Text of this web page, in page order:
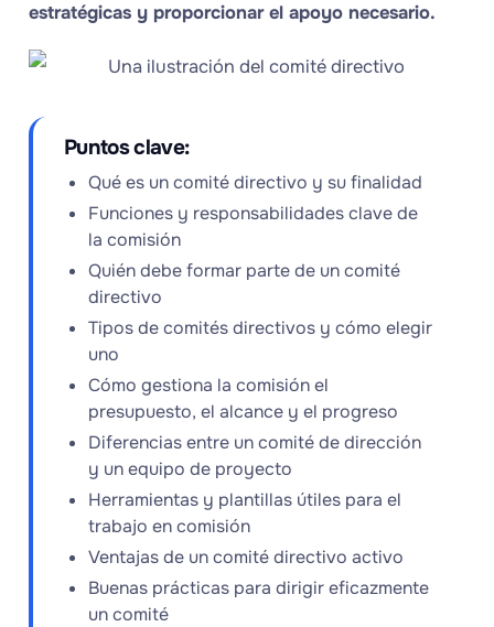
estratégicas y proporcionar el apoyo necesario.
Puntos clave:
Qué es un comité directivo y su finalidad
Funciones y responsabilidades clave de
la comisión
Quién debe formar parte de un comité
directivo
Tipos de comités directivos y cómo elegir
uno
Cómo gestiona la comisión el
presupuesto, el alcance y el progreso
Diferencias entre un comité de dirección
y un equipo de proyecto
Herramientas y plantillas útiles para el
trabajo en comisión
Ventajas de un comité directivo activo
Buenas prácticas para dirigir eficazmente
un comité